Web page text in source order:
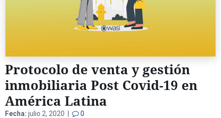
Protocolo de venta y gestión
inmobiliaria Post Covid-19 en
América Latina
Fecha: julio 2, 2020 | 0